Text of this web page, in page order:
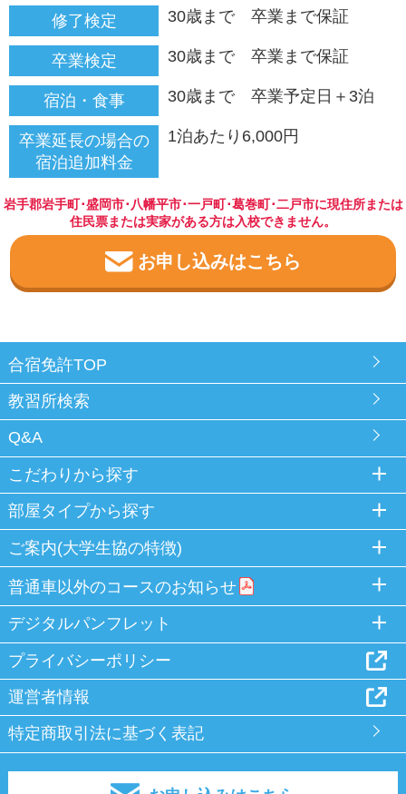
修了検定 30歳まで 卒業まで保証
卒業検定 30歳まで 卒業まで保証
宿泊・食事 30歳まで 卒業予定日＋3泊
卒業延長の場合の
宿泊追加料金
1泊あたり6,000円
岩手郡岩手町･盛岡市･八幡平市･一戸町･葛巻町･二戸市に現住所または
住民票または実家がある方は入校できません。
お申し込みはこちら
合宿免許TOP
教習所検索
Q&A
こだわりから探す
部屋タイプから探す
ご案内(大学生協の特徴)
普通車以外のコースのお知らせ
デジタルパンフレット
プライバシーポリシー
運営者情報
特定商取引法に基づく表記